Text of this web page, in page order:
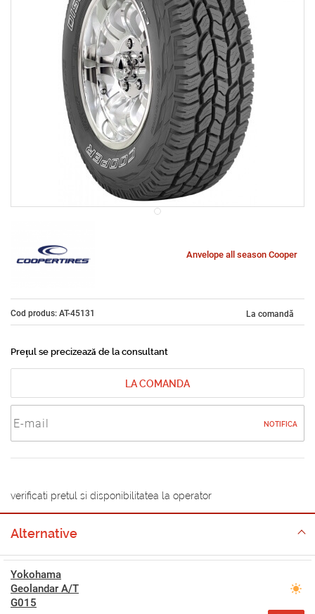
Anvelope all season Cooper
Cod produs: AT-45131 La comandă
Prețul se precizează de la consultant
LA COMANDA
NOTIFICA
verificati pretul si disponibilitatea la operator
Alternative
Yokohama
Geolandar A/T
G015